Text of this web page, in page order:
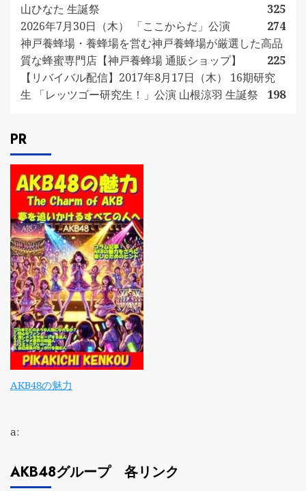
山ひなた 生誕祭
325
2026年7月30日（木） 「ここからだ」公演
274
神戸養蜂場・養蜂場を営む神戸養蜂場が厳選した高品
質な蜂蜜専門店【神戸養蜂場 通販ショップ】
225
【リバイバル配信】2017年8月17日（木） 16期研究
生 「レッツゴー研究生！」公演 山根涼羽 生誕祭
198
PR
AKB48の魅力
a:
AKB48グループ 各リンク